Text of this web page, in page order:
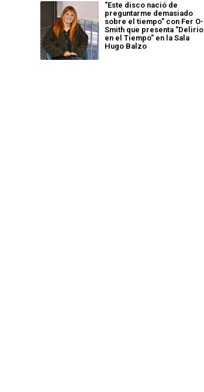
"Este disco nació de
preguntarme demasiado
sobre el tiempo" con Fer O-
Smith que presenta "Delirio
en el Tiempo" en la Sala
Hugo Balzo